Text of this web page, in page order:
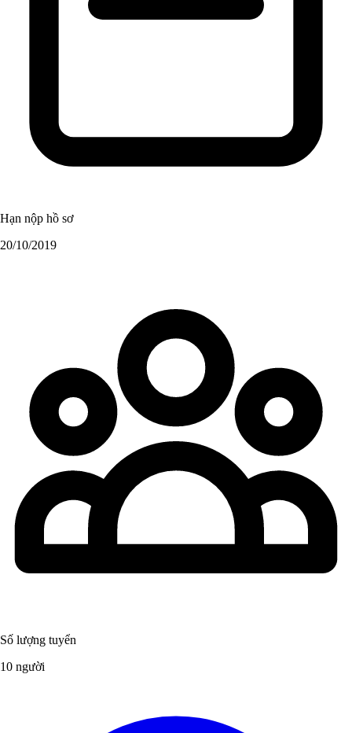
Hạn nộp hồ sơ
20/10/2019
Số lượng tuyển
10 người